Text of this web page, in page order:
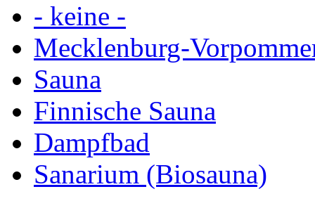
- keine -
Mecklenburg-
Sauna
Finnische Sauna
Dampfbad
Sanarium (Biosauna)